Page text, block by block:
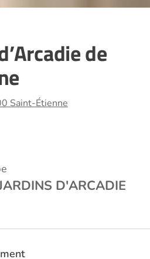
de
Saint-Étienne
D'ARCADIE